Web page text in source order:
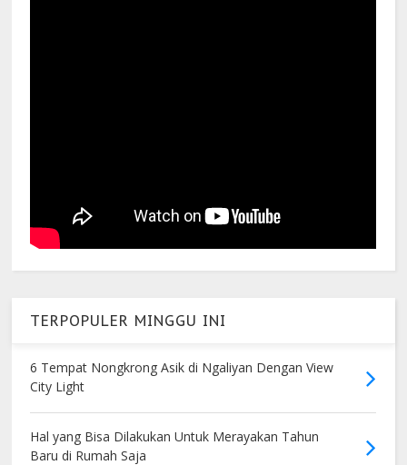
TERPOPULER MINGGU INI
6 Tempat Nongkrong Asik di Ngaliyan Dengan View
City Light
Hal yang Bisa Dilakukan Untuk Merayakan Tahun
Baru di Rumah Saja